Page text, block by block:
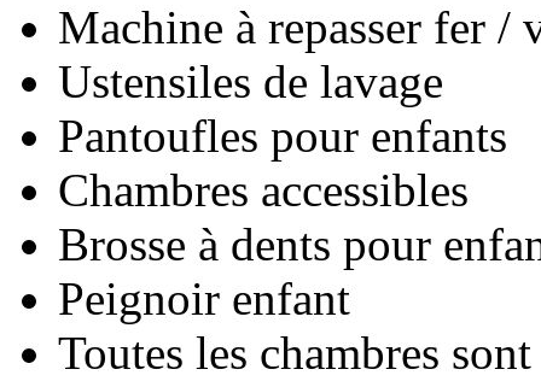
Machine à repasser fer /
Ustensiles de lavage
Pantoufles pour enfants
Chambres accessibles
Brosse à dents pour
Peignoir enfant
Toutes les chambres